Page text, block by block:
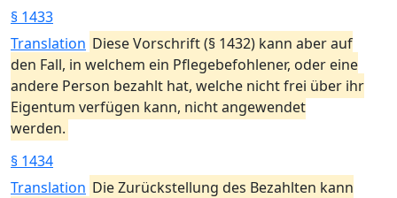
§ 1433
Translation Diese Vorschrift (§ 1432) kann aber auf
den Fall, in welchem ein Pflegebefohlener, oder eine
andere Person bezahlt hat, welche nicht frei über ihr
Eigentum verfügen kann, nicht angewendet
werden.
§ 1434
Translation Die Zurückstellung des Bezahlten kann